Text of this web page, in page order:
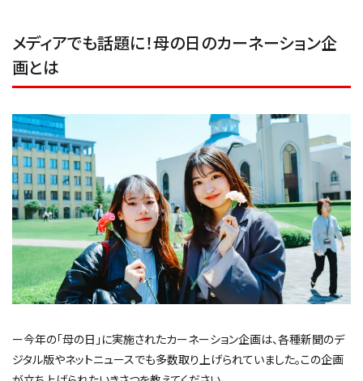
メディアでも話題に！母の日のカーネーション企
画とは
ー今年の「母の日」に実施されたカーネーション企画は、各種新聞のデ
ジタル版やネットニュースでも多数取り上げられていました。この企画